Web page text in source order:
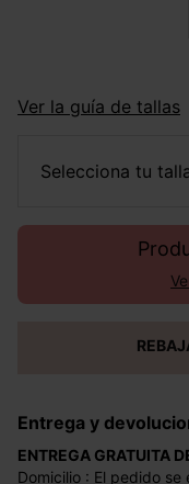
Ver la guía de tallas
selecciona tu
Entrega y
ENTREGA GRATUITA
Domicilio : El pedido